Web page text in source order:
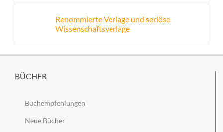
Renommierte Verlage und seriöse
Wissenschaftsverlage
BÜCHER
Buchempfehlungen
Neue Bücher